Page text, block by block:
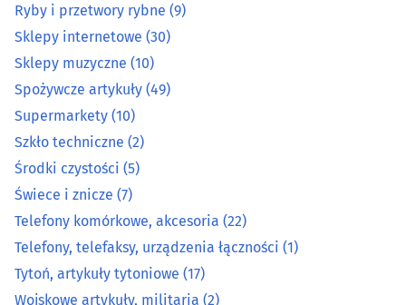
Odzież ochronna, robocza i artykuły bhp
Opakowania(24)
Pamiątki, upominki
Papier, tektura
Pocztówki, widokówki, karty okolicznościowe
Pomiarowa aparatura i urządzenia(12)
Prasa(1)
Ryby i przetwory rybne (9)
Sklepy internetowe (30)
Sklepy muzyczne (10)
Spożywcze artykuły (49)
Supermarkety (10)
Szkło techniczne (2)
Środki czystości (5)
Świece i znicze (7)
Telefony komórkowe, akcesoria (22)
Telefony, telefaksy, urządzenia łączności (1)
Tytoń, artykuły tytoniowe (17)
Wojskowe artykuły, militaria (2)